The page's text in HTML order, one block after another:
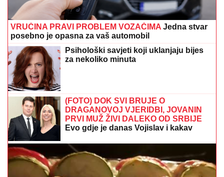
VRUĆINA PRAVI PROBLEM VOZAČIMA Jedna stvar
posebno je opasna za vaš automobil
Psihološki savjeti koji uklanjaju bijes
za nekoliko minuta
(FOTO) DOK SVI BRUJE O
DRAGANOVOJ VJERIDBI, JOVANIN
PRVI MUŽ ŽIVI DALEKO OD SRBIJE
Evo gdje je danas Vojislav i kakav